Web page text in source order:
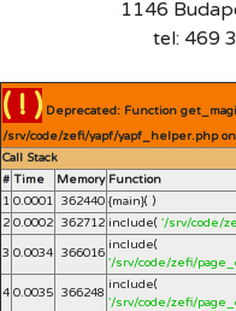
1146
tel: 469
( ! ) Deprecated: Function
/srv/code/zefi/yapf/yapf_helper.php
Call Stack
# Time Memory Function
1 0.0001 362440 {main}( )
2 0.0002 362712 include( '/srv/code/
3 0.0034 366016
include(
'/srv/code/zefi/
4 0.0035 366248
include(
'/srv/code/zefi/